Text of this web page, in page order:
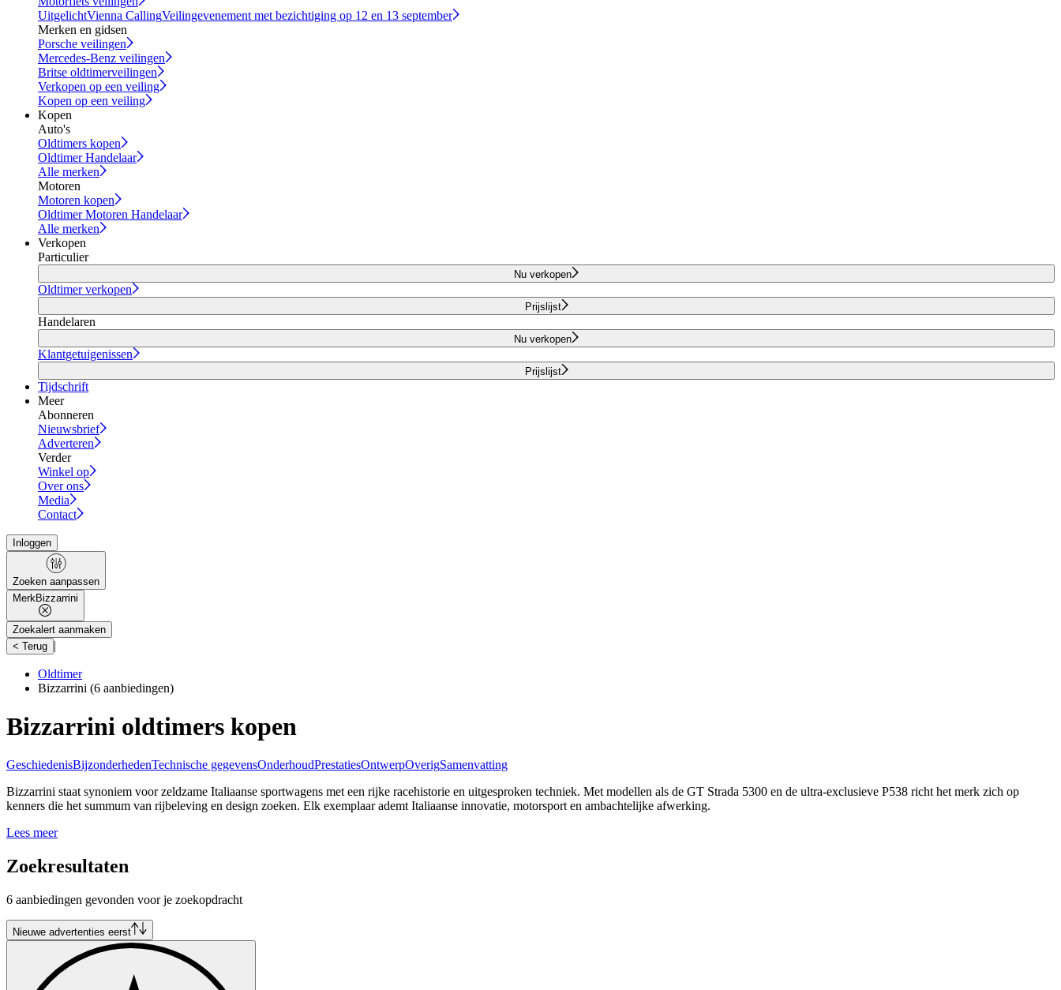
UitgelichtVienna CallingVeilingevenement met bezichtiging op 12 en 13 september
Merken en gidsen
Porsche veilingen
Mercedes-Benz veilingen
Britse oldtimerveilingen
Verkopen op een veiling
Kopen op een veiling
Kopen
Auto's
Oldtimers kopen
Oldtimer Handelaar
Alle merken
Motoren
Motoren kopen
Oldtimer Motoren Handelaar
Alle merken
Verkopen
Particulier
Nu verkopen
Oldtimer verkopen
Prijslijst
Handelaren
Nu verkopen
Klantgetuigenissen
Prijslijst
Tijdschrift
Meer
Abonneren
Nieuwsbrief
Adverteren
Verder
Winkel op
Over ons
Media
Contact
Inloggen
Zoeken aanpassen
MerkBizzarrini
Zoekalert aanmaken
< Terug |
Oldtimer
Bizzarrini (6 aanbiedingen)
Bizzarrini oldtimers kopen
GeschiedenisBijzonderhedenTechnische gegevensOnderhoudPrestatiesOntwerpOverigSamenvatting
Bizzarrini staat synoniem voor zeldzame Italiaanse sportwagens met een rijke racehistorie en uitgesproken techniek. Met modellen als de GT Strada 5300 en de ultra-exclusieve P538 richt het merk zich op
kenners die het summum van rijbeleving en design zoeken. Elk exemplaar ademt Italiaanse innovatie, motorsport en ambachtelijke afwerking.
Lees meer
Zoekresultaten
6 aanbiedingen gevonden voor je zoekopdracht
Nieuwe advertenties eerst